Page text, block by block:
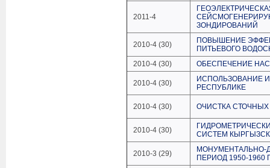
2011-4
ЗОНДИРОВАНИЙ
2010-4 (30)
ПОВЫШЕНИЕ
ПИТЬЕВОГО
2010-4 (30)
ОБЕСПЕЧЕНИЕ
2010-4 (30)
ИСПОЛЬЗОВАНИЕ
РЕСПУБЛИКЕ
2010-4 (30) ОЧИСТКА
2010-4 (30)
СИСТЕМ
2010-3 (29)
МОНУМЕНТАЛЬНО-
ПЕРИОД 1950-1960